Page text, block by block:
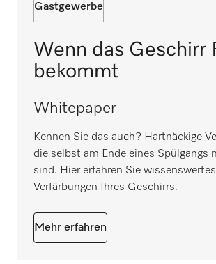
Gastgewerbe
Wenn das Geschirr
bekommt
Whitepaper
Kennen Sie das auch? Hartnäckige
die selbst am Ende eines Spülgangs
sind. Hier erfahren Sie
Verfärbungen Ihres Geschirrs.
Mehr erfahren